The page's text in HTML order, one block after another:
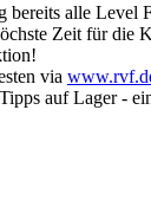
bereits alle Level
Zeit für die
via
auf Lager -